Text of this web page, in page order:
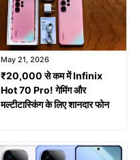
May 21, 2026
₹20,000 से कम में Infinix
Hot 70 Pro! गेमिंग और
मल्टीटास्किंग के लिए शानदार फोन